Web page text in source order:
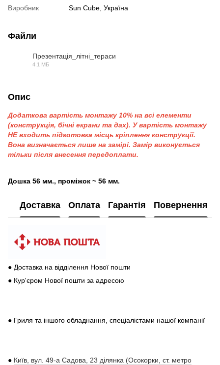
Виробник
Sun Cube, Україна
Файли
Презентація_літні_тераси
4.1 МБ
Опис
Додаткова вартість монтажу 10% на всі елементи
(конструкція, бічні екрани та дах). У вартість монтажу
НЕ входить підготовка місць кріплення конструкції.
Вона визначається лише на замірі. Замір виконується
тільки після внесення передоплати.
Дошка 56 мм., проміжок ~ 56 мм.
Доставка Оплата Гарантія Повернення
● Доставка на відділення Нової пошти
● Кур'єром Нової пошти за адресою
● Гриля та іншого обладнання, спеціалістами нашої компанії
● Київ, вул. 49-а Садова, 23 ділянка (Осокорки, ст. метро